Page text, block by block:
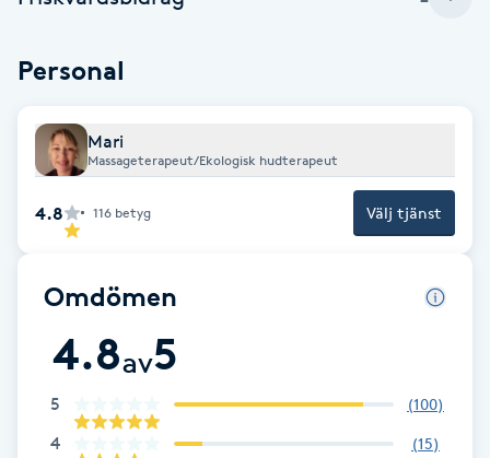
Brynplockning
Bröllopsuppsättning
C
Celluliter
Coachning
Color correction
Personal
Mari
Massageterapeut/Ekologisk hudterapeut
4.8 116 betyg Välj tjänst
Omdömen
4.8av5
5 (100)
4 (15)